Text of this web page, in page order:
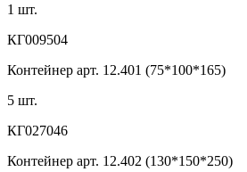
1 шт.
КГ009504
Контейнер арт. 12.401 (75*100*165)
5 шт.
КГ027046
Контейнер арт. 12.402 (130*150*250)